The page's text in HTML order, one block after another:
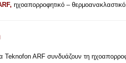
ηχοαπορροφητικό –
Teknofon ARF συνδυάζουν τη